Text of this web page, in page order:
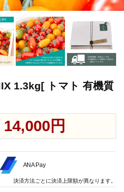
1.3kg[ トマト 有機質
14,000円
ANA Pay
決済方法ごとに決済上限額が異なります。